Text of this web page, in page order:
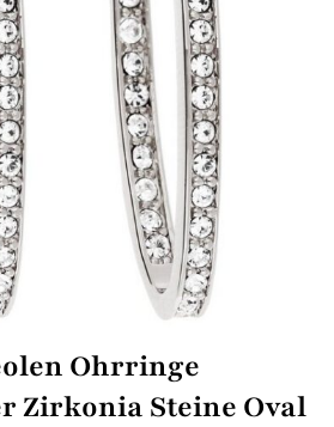
Ohrringe
Zirkonia Steine Oval